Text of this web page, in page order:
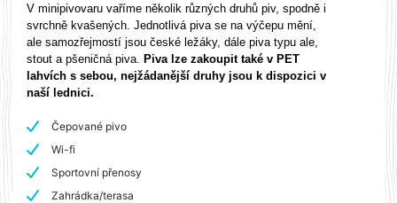
V minipivovaru vaříme několik různých druhů piv, spodně i
svrchně kvašených. Jednotlivá piva se na výčepu mění,
ale samozřejmostí jsou české ležáky, dále piva typu ale,
stout a pšeničná piva. Piva lze zakoupit také v PET
lahvích s sebou, nejžádanější druhy jsou k dispozici v
naší lednici.
Čepované pivo
Wi-fi
Sportovní přenosy
Zahrádka/terasa